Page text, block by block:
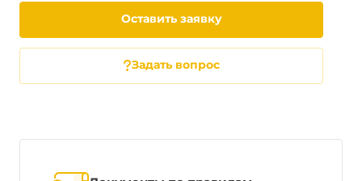
Оставить заявку
Задать вопрос